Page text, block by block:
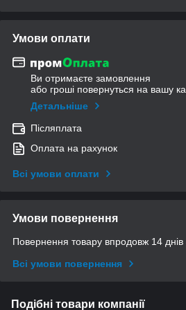
Умови оплати
Ви отримаєте замовлення
або гроші повернуться на вашу
Детальніше
Післяплата
Оплата на рахунок
Всі умови оплати
Умови повернення
Повернення товару впродовж 14 днів
Всі умови повернення
Подібні товари компанії